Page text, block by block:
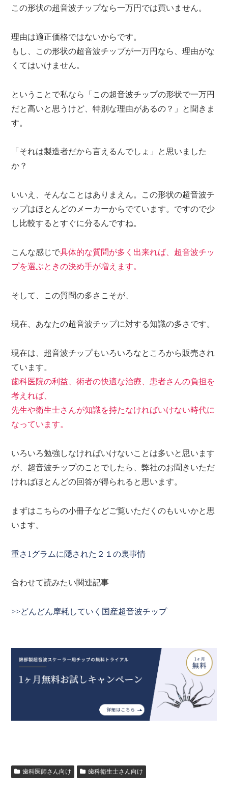
この形状の超音波チップなら一万円では買いません。
理由は適正価格ではないからです。
もし、この形状の超音波チップが一万円なら、理由がな
くてはいけません。
ということで私なら「この超音波チップの形状で一万円
だと高いと思うけど、特別な理由があるの？」と聞きま
す。
「それは製造者だから言えるんでしょ」と思いました
か？
いいえ、そんなことはありまえん。この形状の超音波チ
ップはほとんどのメーカーからでています。ですので少
し比較するとすぐに分るんですね。
こんな感じで具体的な質問が多く出来れば、超音波チッ
プを選ぶときの決め手が増えます。
そして、この質問の多さこそが、
現在、あなたの超音波チップに対する知識の多さです。
現在は、超音波チップもいろいろなところから販売され
ています。
歯科医院の利益、術者の快適な治療、患者さんの負担を
考えれば、
先生や衛生士さんが知識を持たなければいけない時代に
なっています。
いろいろ勉強しなければいけないことは多いと思います
が、超音波チップのことでしたら、弊社のお聞きいただ
ければほとんどの回答が得られると思います。
まずはこちらの小冊子などご覧いただくのもいいかと思
います。
重さ1グラムに隠された２１の裏事情
合わせて読みたい関連記事
>>どんどん摩耗していく国産超音波チップ
歯科医師さん向け 歯科衛生士さん向け